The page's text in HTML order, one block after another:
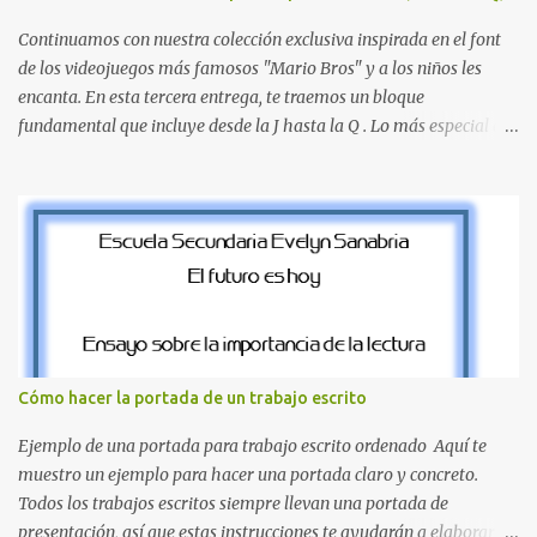
la letra A hasta la M, estableciendo el estilo geométrico y divertido
que define a toda la colección. Primera parte del juego de letras
in...
Continuamos con nuestra colección exclusiva inspirada en el font
de los videojuegos más famosos "Mario Bros" y a los niños les
encanta. En esta tercera entrega, te traemos un bloque
fundamental que incluye desde la J hasta la Q . Lo más especial de
desde la J hasta la Q ¿Qué incluye este bloque de letras? En esta
sección de evecrea.com , encontrarás imágenes individuales en alta
resolución de las siguientes letras: Letras vibrantes : La J y la M en
la Q en amarillo brillante, junto con la N y la P en un verde
inspirado en los niveles de los juegos. Formas icónicas : No te
pierdas la letra O , diseñada con ese estilo geométrico tan carac...
Cómo hacer la portada de un trabajo escrito
Ejemplo de una portada para trabajo escrito ordenado Aquí te
muestro un ejemplo para hacer una portada claro y concreto.
Todos los trabajos escritos siempre llevan una portada de